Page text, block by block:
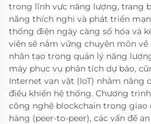
trong lĩnh vực năng lượng, trang
năng thích nghi và phát triển
thống điện ngày càng số hóa và
viên sẽ nắm vững chuyên môn
nhân tạo trong quản lý năng
máy phục vụ phân tích dự báo,
Internet vạn vật (IoT) nhằm nâng
điều khiển hệ thống. Chương
công nghệ blockchain trong giao
hàng (peer-to-peer), các vấn đề